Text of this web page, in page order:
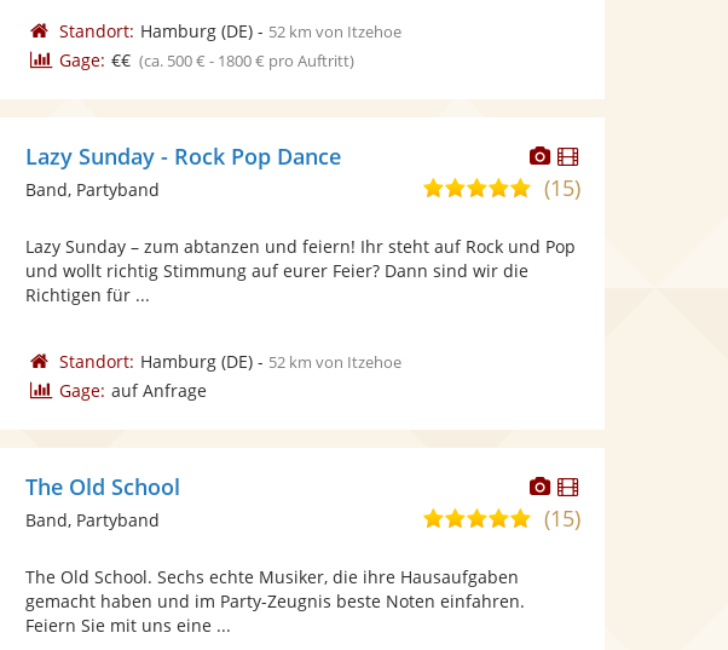
Standort: Hamburg(DE)- 52 km von Itzehoe
Gage: €€ (ca. 500 € - 1800 € pro Auftritt)
Dieser
Künstler
stellt
bereit.
Dieser
Künstler
Lazy Sunday - Rock Pop Dance
5,0
5
(15)
Band, Partyband
Lazy Sunday – zum abtanzen und feiern! Ihr steht auf Rock und Pop
und wollt richtig Stimmung auf eurer Feier? Dann sind wir die
Richtigen für ...
Standort: Hamburg(DE)- 52 km von Itzehoe
Gage: auf Anfrage
Dieser
Künstler
stellt
Dieser
Künstler
The Old School
5,0(15)
Band, Partyband
The Old School. Sechs echte Musiker, die ihre Hausaufgaben
gemacht haben und im Party-Zeugnis beste Noten einfahren.
Feiern Sie mit uns eine ...